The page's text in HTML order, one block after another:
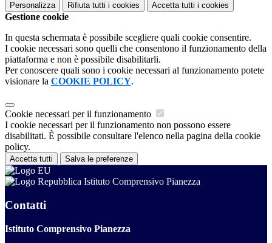
Personalizza Rifiuta tutti i cookies Accetta tutti i cookies
Gestione cookie
In questa schermata è possibile scegliere quali cookie consentire.
I cookie necessari sono quelli che consentono il funzionamento della
piattaforma e non è possibile disabilitarli.
Per conoscere quali sono i cookie necessari al funzionamento potete
visionare la COOKIE POLICY.
Cookie necessari per il funzionamento
I cookie necessari per il funzionamento non possono essere
disabilitati. È possibile consultare l'elenco nella pagina della cookie
policy.
Accetta tutti Salva le preferenze
Istituto Comprensivo Pianezza
Contatti
Istituto Comprensivo Pianezza